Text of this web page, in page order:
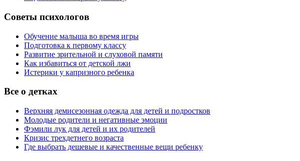
Советы психологов
Обучение малыша во время игры
Подготовка к первому классу
Развитие зрительной и слуховой памяти
Как избавиться от детской лжи
Истерики у капризного ребенка
Все о детках
Верхняя демисезонная одежда для детей и подростков
Молодые родители и негативные эмоции
Фэмили лук для детей и их родителей
Кризис трехдетнего возраста
Где выбрать дешевые и качественные вещи ребенку